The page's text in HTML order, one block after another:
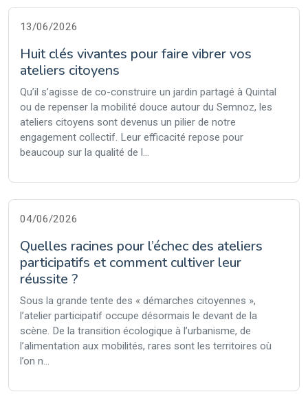
13/06/2026
Huit clés vivantes pour faire vibrer vos
ateliers citoyens
Qu’il s’agisse de co-construire un jardin partagé à Quintal
ou de repenser la mobilité douce autour du Semnoz, les
ateliers citoyens sont devenus un pilier de notre
engagement collectif. Leur efficacité repose pour
beaucoup sur la qualité de l...
04/06/2026
Quelles racines pour l’échec des ateliers
participatifs et comment cultiver leur
réussite ?
Sous la grande tente des « démarches citoyennes »,
l’atelier participatif occupe désormais le devant de la
scène. De la transition écologique à l’urbanisme, de
l’alimentation aux mobilités, rares sont les territoires où
l’on n...